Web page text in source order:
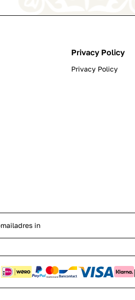
Privacy Policy
Privacy Policy